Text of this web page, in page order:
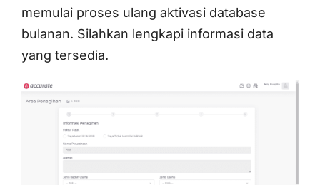
memulai proses ulang aktivasi database
bulanan. Silahkan lengkapi informasi data
yang tersedia.